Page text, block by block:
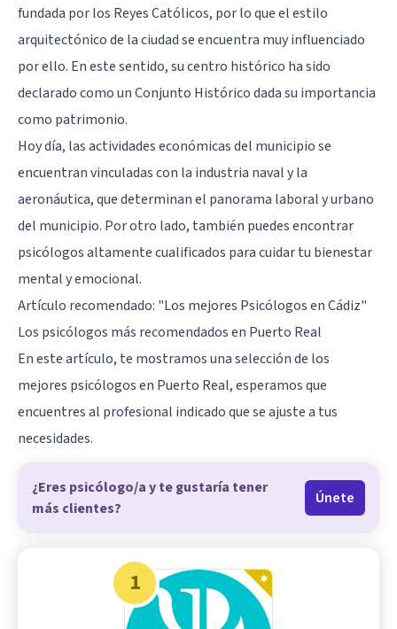
fundada por los Reyes Católicos, por lo que el estilo
arquitectónico de la ciudad se encuentra muy influenciado
por ello. En este sentido, su centro histórico ha sido
declarado como un Conjunto Histórico dada su importancia
como patrimonio.
Hoy día, las actividades económicas del municipio se
encuentran vinculadas con la industria naval y la
aeronáutica, que determinan el panorama laboral y urbano
del municipio. Por otro lado, también puedes encontrar
psicólogos altamente cualificados para cuidar tu bienestar
mental y emocional.
Artículo recomendado: "Los mejores Psicólogos en Cádiz"
Los psicólogos más recomendados en Puerto Real
En este artículo, te mostramos una selección de los
mejores psicólogos en Puerto Real, esperamos que
encuentres al profesional indicado que se ajuste a tus
necesidades.
¿Eres psicólogo/a y te gustaría tener
más clientes?
Únete
1